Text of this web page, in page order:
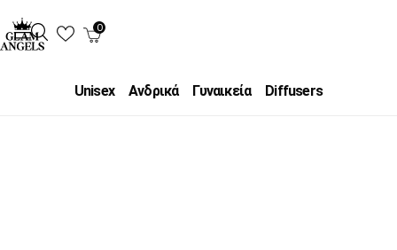
0
Unisex Ανδρικά Γυναικεία Diffusers